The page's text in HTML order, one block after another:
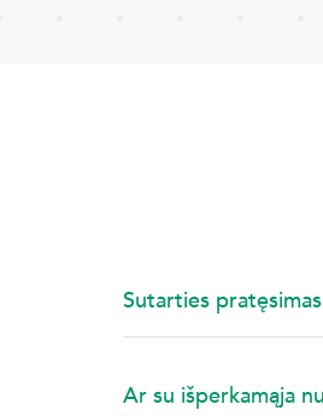
Sutarties
Ar su išperkamąja